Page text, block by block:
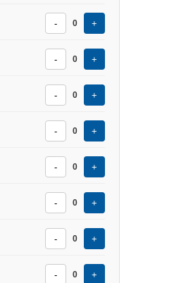
- 0 +
- 0 +
- 0 +
- 0 +
- 0 +
- 0 +
- 0 +
- 0 +